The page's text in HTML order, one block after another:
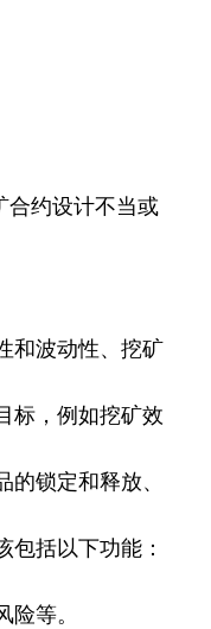
合约设计不当或
和波动性、挖矿
标，例如挖矿效
锁定和释放、
括以下功能：
等。